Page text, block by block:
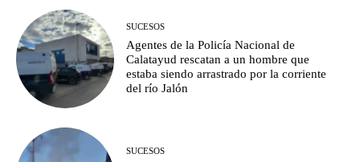
SUCESOS
Agentes de la Policía Nacional de
Calatayud rescatan a un hombre que
estaba siendo arrastrado por la corriente
del río Jalón
SUCESOS